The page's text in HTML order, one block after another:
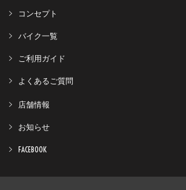
コンセプト
バイク一覧
ご利用ガイド
よくあるご質問
店舗情報
お知らせ
FACEBOOK